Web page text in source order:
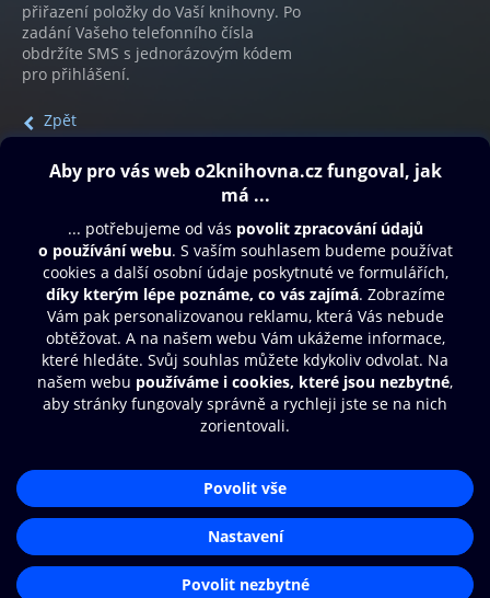
přiřazení položky do Vaší knihovny. Po
zadání Vašeho telefonního čísla
obdržíte SMS s jednorázovým kódem
pro přihlášení.
Zpět
Obsah ke stažení
Moje O2 Knihovna
Další zábava
© O2 Czech Republic a.s.
Přístupnost
Zásady zpracování osobních údajů
Nastavení cookies
Aplikace O2 Knihovna
Čti a poslouchej své e-knihy a
audioknihy rychleji a pohodlněji.